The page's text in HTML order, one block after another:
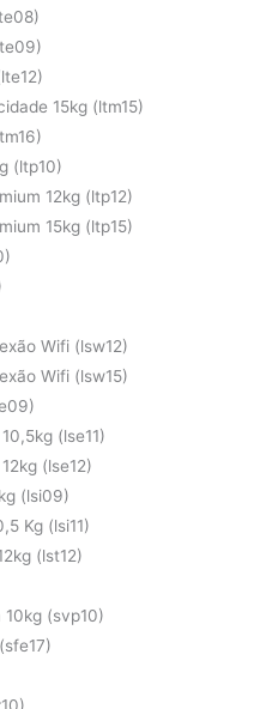
15kg (ltm15)
(ltp10)
12kg (ltp12)
15kg (ltp15)
Wifi (lsw12)
Wifi (lsw15)
(lse11)
(lse12)
(lsi09)
Kg (lsi11)
(lst12)
(svp10)